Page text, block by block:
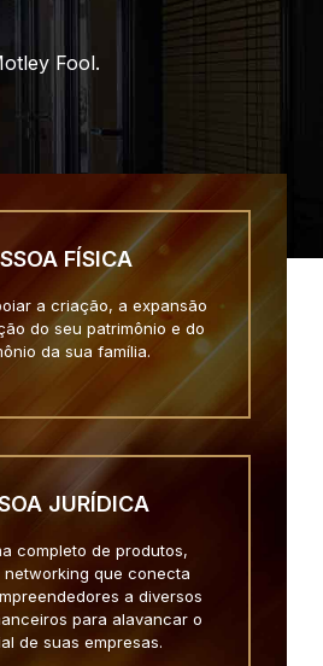
Fool.
FÍSICA
a criação, a expansão
do seu patrimônio e do
da sua família.
JURÍDICA
completo de produtos,
networking que conecta
a diversos
para alavancar o
de suas empresas.